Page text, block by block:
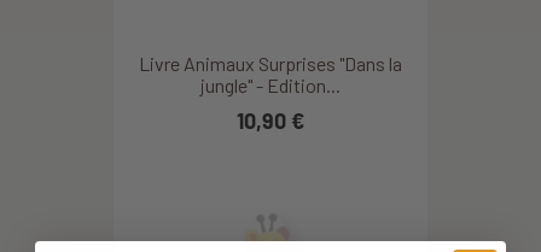
Livre Animaux Surprises "Dans la
jungle" - Edition...
10,90 €